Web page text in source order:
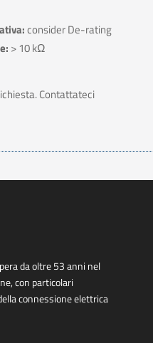
consider De-rating
> 10 kΩ
Contattateci
da oltre 53 anni nel
con particolari
connessione elettrica